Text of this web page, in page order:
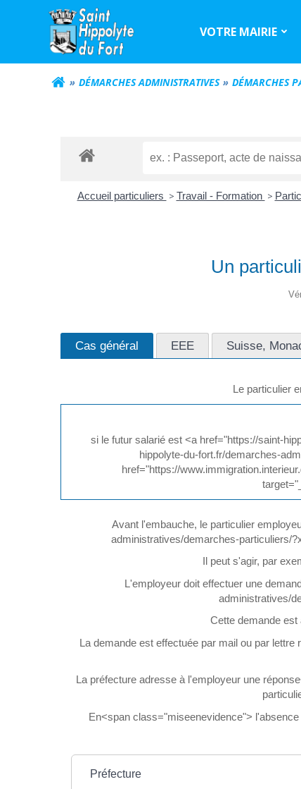
VOTRE MAIRIE
DÉMARCHES ADMINISTRATIVES DÉMARCHES
Accueil particuliers > Travail - Formation >
Un
Cas général EEE Suisse,
Le particulier
si le futur salarié est <a href="https://saint-
hippolyte-du-fort.fr/demarches-
href="https://
Avant l'embauche, le particulier
administratives/demarches-particuliers/
Il peut s'agir, par
L'employeur doit effectuer une
administratives/
Cette demande
La demande est effectuée par mail ou par
La préfecture adresse à l'employeur une
En<span class="miseenevidence">
Préfecture